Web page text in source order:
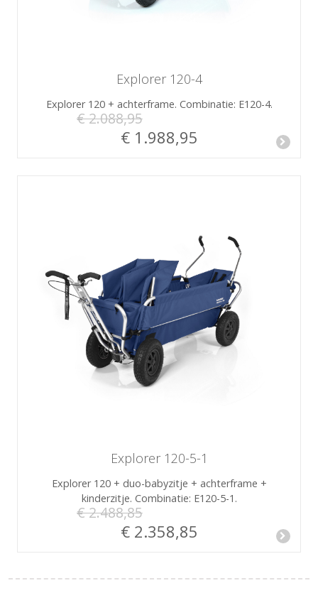
Explorer 120-4
Explorer 120 + achterframe. Combinatie: E120-4.
€ 2.088,95
€ 1.988,95
Explorer 120-5-1
Explorer 120 + duo-babyzitje + achterframe +
kinderzitje. Combinatie: E120-5-1.
€ 2.488,85
€ 2.358,85